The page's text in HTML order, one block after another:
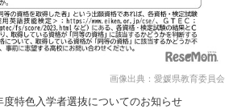
画像出典：愛媛県教育委員会
特色入学者選抜についてのお知らせ